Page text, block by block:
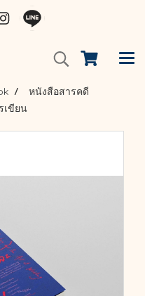
หนังสือสารคดี
เขียน